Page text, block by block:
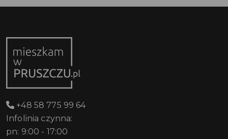
+48 58 775 99 64
Infolinia czynna:
pn: 9:00 - 17:00